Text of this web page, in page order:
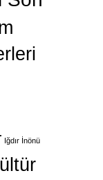
Iğdır İnönü